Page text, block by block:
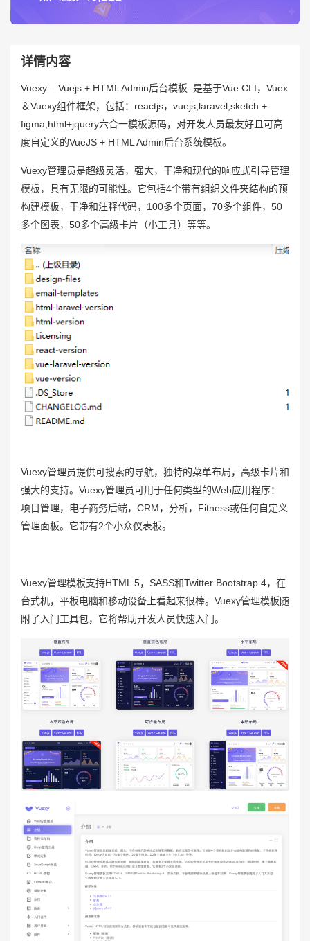
详情内容
Vuexy – Vuejs + HTML Admin后台模板–是基于Vue CLI，Vuex
＆Vuexy组件框架，包括：reactjs，vuejs,laravel,sketch +
figma,html+jquery六合一模板源码，对开发人员最友好且可高
度自定义的VueJS + HTML Admin后台系统模板。
Vuexy管理员是超级灵活，强大，干净和现代的响应式引导管理
模板，具有无限的可能性。它包括4个带有组织文件夹结构的预
构建模板，干净和注释代码，100多个页面，70多个组件，50
多个图表，50多个高级卡片（小工具）等等。
Vuexy管理员提供可搜索的导航，独特的菜单布局，高级卡片和
强大的支持。Vuexy管理员可用于任何类型的Web应用程序：
项目管理，电子商务后端，CRM，分析，Fitness或任何自定义
管理面板。它带有2个小众仪表板。
Vuexy管理模板支持HTML 5，SASS和Twitter Bootstrap 4，在
台式机，平板电脑和移动设备上看起来很棒。Vuexy管理模板随
附了入门工具包，它将帮助开发人员快速入门。